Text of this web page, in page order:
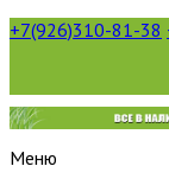
+7(926)310-81-38
Меню